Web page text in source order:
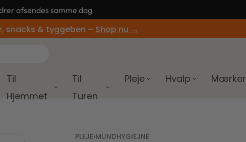
ved køb over 499,-
snacks & tyggeben – Shop nu →
Til
Hjemmet
Til
Turen
Pleje Hvalp Mærker
PLEJE›MUNDHYGIEJNE